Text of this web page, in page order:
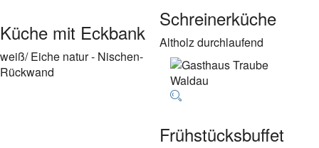
Küche mit Eckbank
weiß/ Eiche natur - Nischen-
Rückwand
Schreinerküche
Altholz durchlaufend
Frühstücksbuffet